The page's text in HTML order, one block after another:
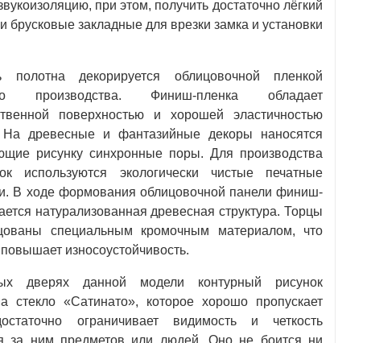
при этом, получить достаточно лёгкий
брусковые закладные для врезки замка и установки
полотна декорируется облицовочной пленкой
производства. Финиш-пленка обладает
поверхностью и хорошей эластичностью
На древесные и фантазийные декоры наносятся
рисунку синхронные поры. Для производства
используются экологически чистые печатные
В ходе формования облицовочной панели финиш-
натурализованная древесная структура. Торцы
специальным кромочным материалом, что
износоустойчивость.
дверях данной модели контурный рисунок
стекло «Сатинато», которое хорошо пропускает
ограничивает видимость и четкость
за ним предметов или людей. Оно не боится ни